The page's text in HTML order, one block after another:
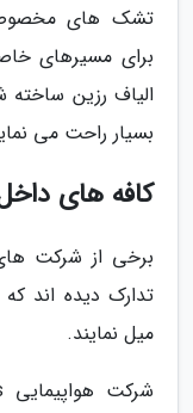
برای مسیرهای
الیاف رزین
بسیار راحت می
کافه های
برخی از شرکت
تدارک دیده اند
میل نمایند.